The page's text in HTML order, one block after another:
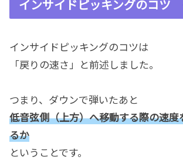
インサイドピッキングのコツ
インサイドピッキングのコツは
「戻りの速さ」と前述しました。
つまり、ダウンで弾いたあと
低音弦側（上方）へ移動する際の速度
るか
ということです。